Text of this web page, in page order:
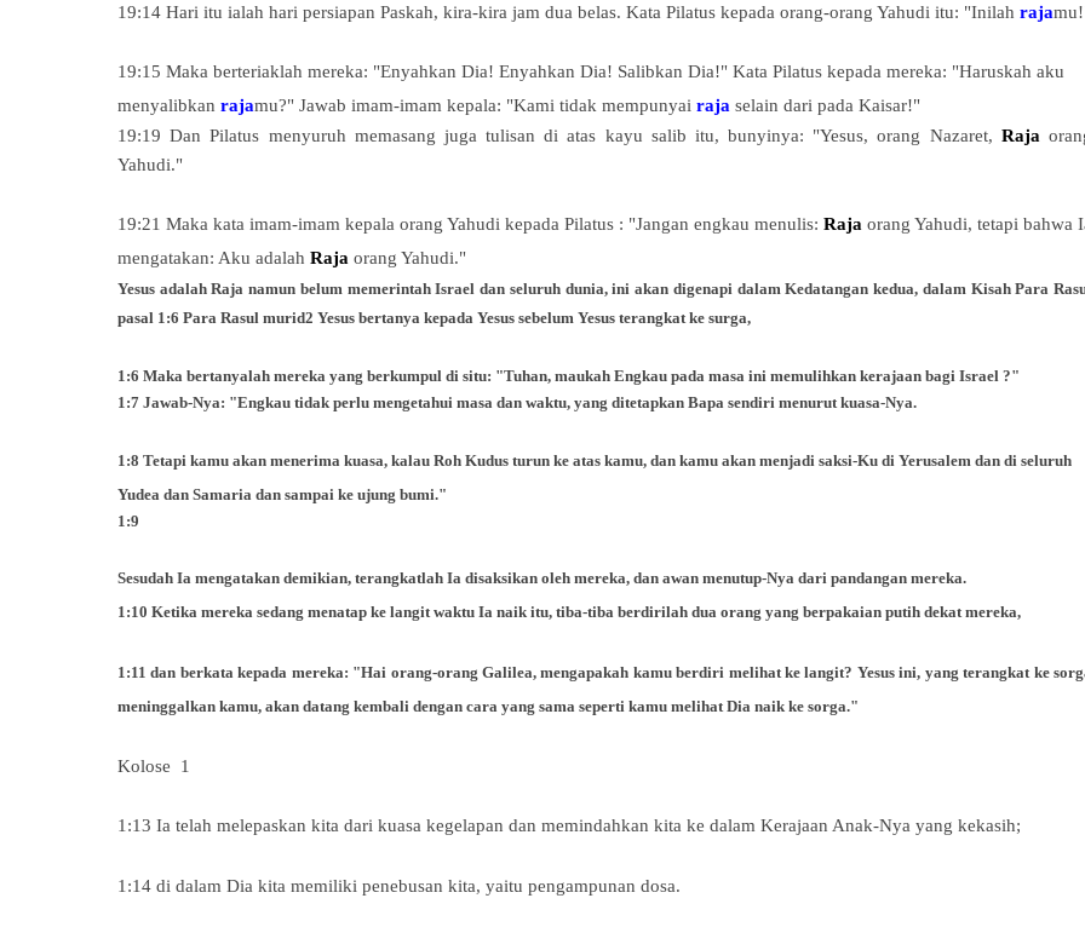
19:14 Hari itu ialah hari persiapan Paskah, kira-kira jam dua belas. Kata Pilatus kepada orang-orang Yahudi itu: "Inilah raja
19:15 Maka berteriaklah mereka: "Enyahkan Dia! Enyahkan Dia! Salibkan Dia!" Kata Pilatus kepada mereka: "Haruskah aku
menyalibkan rajamu?" Jawab imam-imam kepala: "Kami tidak mempunyai raja selain dari pada Kaisar!"
19:19 Dan Pilatus menyuruh memasang juga tulisan di atas kayu salib itu, bunyinya: "Yesus, orang Nazaret, Raja
Yahudi."
19:21 Maka kata imam-imam kepala orang Yahudi kepada Pilatus : "Jangan engkau menulis: Raja orang Yahudi, tetapi bahwa
mengatakan: Aku adalah Raja orang Yahudi."
Yesus adalah Raja namun belum memerintah Israel dan seluruh dunia, ini akan digenapi dalam Kedatangan kedua, dalam Kisah Para
pasal 1:6 Para Rasul murid2 Yesus bertanya kepada Yesus sebelum Yesus terangkat ke surga,
1:6 Maka bertanyalah mereka yang berkumpul di situ: "Tuhan, maukah Engkau pada masa ini memulihkan kerajaan bagi Israel ?"
1:7 Jawab-Nya: "Engkau tidak perlu mengetahui masa dan waktu, yang ditetapkan Bapa sendiri menurut kuasa-Nya.
1:8 Tetapi kamu akan menerima kuasa, kalau Roh Kudus turun ke atas kamu, dan kamu akan menjadi saksi-Ku di Yerusalem dan di seluruh
Yudea dan Samaria dan sampai ke ujung bumi."
1:9
Sesudah Ia mengatakan demikian, terangkatlah Ia disaksikan oleh mereka, dan awan menutup-Nya dari pandangan mereka.
1:10 Ketika mereka sedang menatap ke langit waktu Ia naik itu, tiba-tiba berdirilah dua orang yang berpakaian putih dekat mereka,
1:11 dan berkata kepada mereka: "Hai orang-orang Galilea, mengapakah kamu berdiri melihat ke langit? Yesus ini, yang terangkat ke
meninggalkan kamu, akan datang kembali dengan cara yang sama seperti kamu melihat Dia naik ke sorga."
Kolose 1
1:13 Ia telah melepaskan kita dari kuasa kegelapan dan memindahkan kita ke dalam Kerajaan Anak-Nya yang kekasih;
1:14 di dalam Dia kita memiliki penebusan kita, yaitu pengampunan dosa.